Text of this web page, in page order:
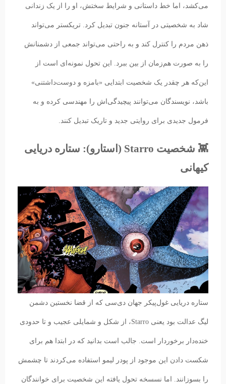
می‌کشد، اما خط داستانی و شرایط سختش، او را از یک زندانی
شاد به شخصیتی در آستانه جنون تبدیل کرد. تریکستر می‌تواند
ذهن مردم را کنترل کند و به راحتی می‌تواند جمعی از دشمنانش
را به صورت هم‌زمان از بین ببرد. این تحول نمونه‌ای است از
این‌که هر چقدر یک شخصیت ابتدایی «بامزه و دوست‌داشتنی»
باشد، نویسندگان می‌توانند پیچیدگی‌اش را مهندسی کرده و به
فرمول جدیدی برای روایتی جدید و تاریک تبدیل کنند.
👾 شخصیت Starro‌ (استارو): ستاره دریایی
کیهانی
ستاره دریایی غول‌پیکر جهان دی‌سی که از قضا نخستین دشمن
لیگ عدالت بود یعنی Starro، از شکل و شمایلی عجیب و تا حدودی
خنده‌دار برخوردار است. جالب است بدانید که در ابتدا هم برای
شکست دادن این موجود از پودر لیمو استفاده می‌کردند تا چشمش
را بسوزانند. اما نسسخه تحول یافته این شخصیت برای خوانندگان